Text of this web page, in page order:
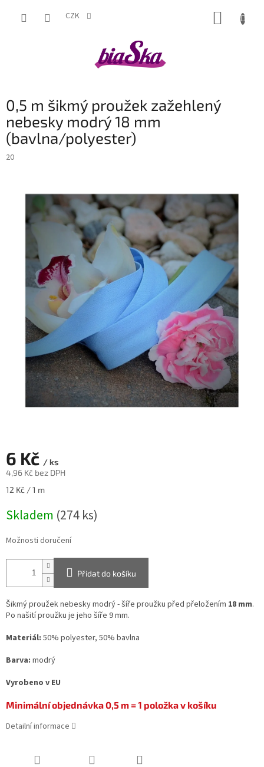
CZK
0,5 m šikmý proužek zažehlený
nebesky modrý 18 mm
(bavlna/polyester)
20
6 Kč / ks
4,96 Kč bez DPH
Měrná
12 Kč / 1 m
Skladem (274 ks)
Možnosti doručení
Přidat do košíku
Šikmý proužek nebesky modrý - šíře proužku před přeložením 18 mm.
Po našití proužku je jeho šíře 9 mm.
Materiál: 50% polyester, 50% bavlna
Barva: modrý
Vyrobeno v EU
Minimální objednávka 0,5 m = 1 položka v košíku
Detailní informace